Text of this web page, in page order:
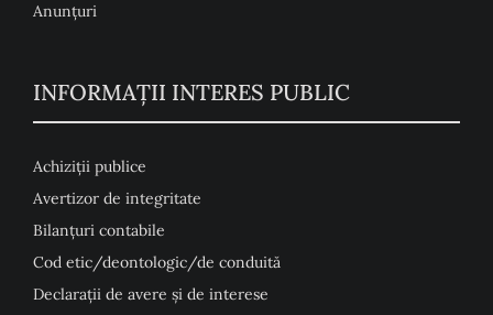
Anunţuri
INFORMAȚII INTERES PUBLIC
Achiziții publice
Avertizor de integritate
Bilanțuri contabile
Cod etic/deontologic/de conduită
Declarații de avere și de interese